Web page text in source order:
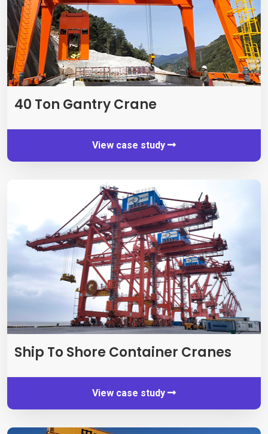
40 Ton Gantry Crane
View case study
Ship To Shore Container Cranes
View case study